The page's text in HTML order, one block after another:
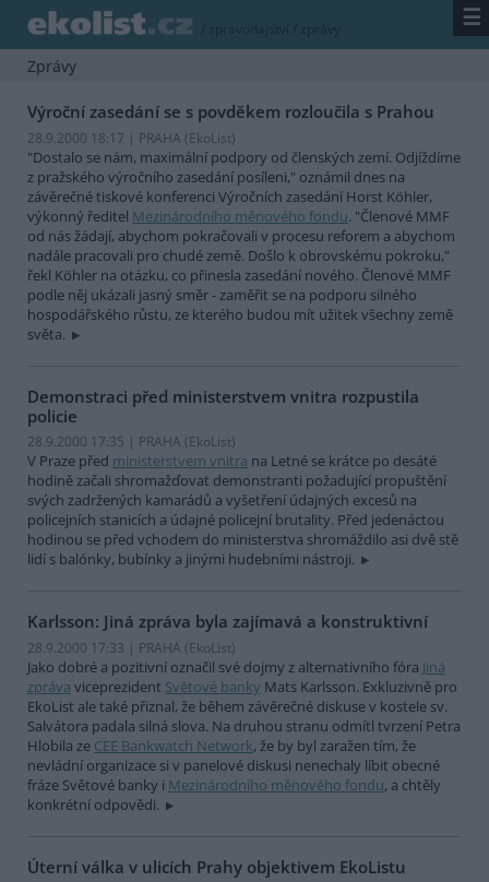
/ zpravodajství / zprávy ☰
Zprávy
Výroční zasedání se s povděkem rozloučila s Prahou
28.9.2000 18:17 | PRAHA (EkoList)
"Dostalo se nám, maximální podpory od členských zemí. Odjíždíme
z pražského výročního zasedání posíleni," oznámil dnes na
závěrečné tiskové konferenci Výročních zasedání Horst Köhler,
výkonný ředitel Mezinárodního měnového fondu. "Členové MMF
od nás žádají, abychom pokračovali v procesu reforem a abychom
nadále pracovali pro chudé země. Došlo k obrovskému pokroku,"
řekl Köhler na otázku, co přinesla zasedání nového. Členové MMF
podle něj ukázali jasný směr - zaměřit se na podporu silného
hospodářského růstu, ze kterého budou mít užitek všechny země
světa.
Demonstraci před ministerstvem vnitra rozpustila
policie
28.9.2000 17:35 | PRAHA (EkoList)
V Praze před ministerstvem vnitra na Letné se krátce po desáté
hodině začali shromažďovat demonstranti požadující propuštění
svých zadržených kamarádů a vyšetření údajných excesů na
policejních stanicích a údajné policejní brutality. Před jedenáctou
hodinou se před vchodem do ministerstva shromáždilo asi dvě stě
lidí s balónky, bubínky a jinými hudebními nástroji.
Karlsson: Jiná zpráva byla zajímavá a konstruktivní
28.9.2000 17:33 | PRAHA (EkoList)
Jako dobré a pozitivní označil své dojmy z alternativního fóra Jiná
zpráva viceprezident Světové banky Mats Karlsson. Exkluzivně pro
EkoList ale také přiznal, že během závěrečné diskuse v kostele sv.
Salvátora padala silná slova. Na druhou stranu odmítl tvrzení Petra
Hlobila ze CEE Bankwatch Network, že by byl zaražen tím, že
nevládní organizace si v panelové diskusi nenechaly líbit obecné
fráze Světové banky i Mezinárodního měnového fondu, a chtěly
konkrétní odpovědi.
Úterní válka v ulicích Prahy objektivem EkoListu